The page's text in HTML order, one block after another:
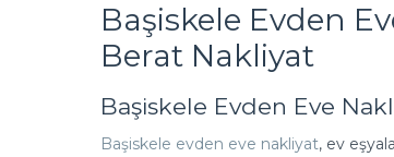
Başiskele Evden
Berat Nakliyat
Başiskele Evden Eve
Başiskele evden eve nakliyat, ev